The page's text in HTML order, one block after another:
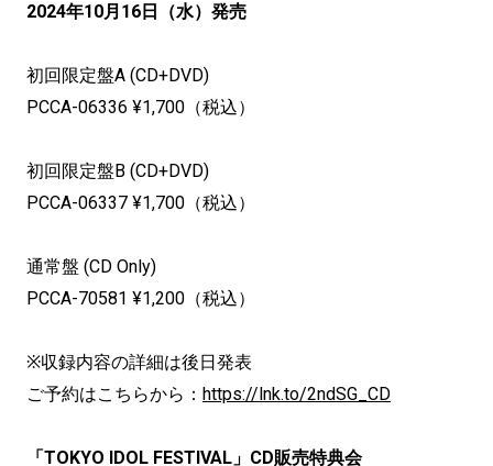
2024年10月16日（水）発売
初回限定盤A (CD+DVD)
PCCA-06336 ¥1,700（税込）
初回限定盤B (CD+DVD)
PCCA-06337 ¥1,700（税込）
通常盤 (CD Only)
PCCA-70581 ¥1,200（税込）
※収録内容の詳細は後日発表
ご予約はこちらから： https://lnk.to/2ndSG_CD
「TOKYO IDOL FESTIVAL」CD販売特典会